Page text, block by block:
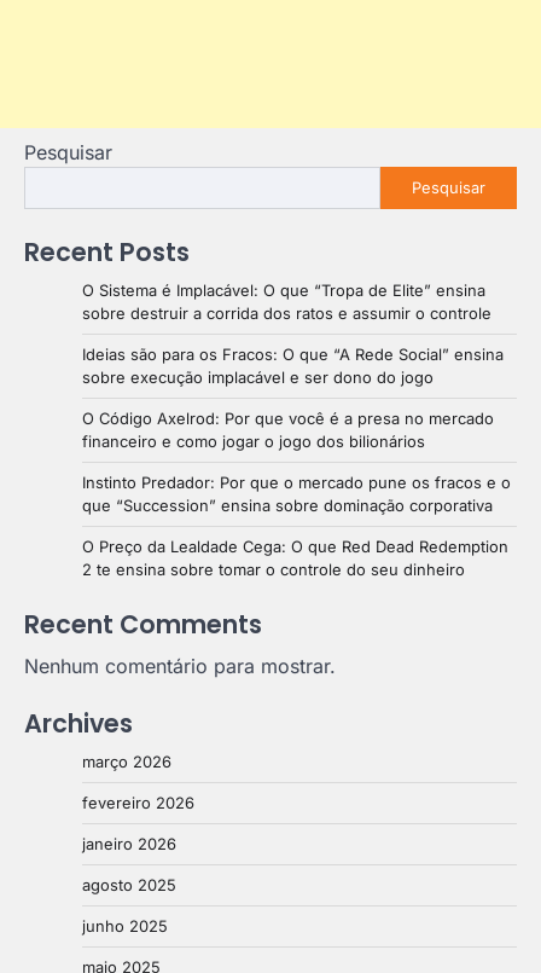
Pesquisar
Pesquisar
Recent Posts
O Sistema é Implacável: O que “Tropa de Elite” ensina
sobre destruir a corrida dos ratos e assumir o controle
Ideias são para os Fracos: O que “A Rede Social” ensina
sobre execução implacável e ser dono do jogo
O Código Axelrod: Por que você é a presa no mercado
financeiro e como jogar o jogo dos bilionários
Instinto Predador: Por que o mercado pune os fracos e o
que “Succession” ensina sobre dominação corporativa
O Preço da Lealdade Cega: O que Red Dead Redemption
2 te ensina sobre tomar o controle do seu dinheiro
Recent Comments
Nenhum comentário para mostrar.
Archives
março 2026
fevereiro 2026
janeiro 2026
agosto 2025
junho 2025
maio 2025